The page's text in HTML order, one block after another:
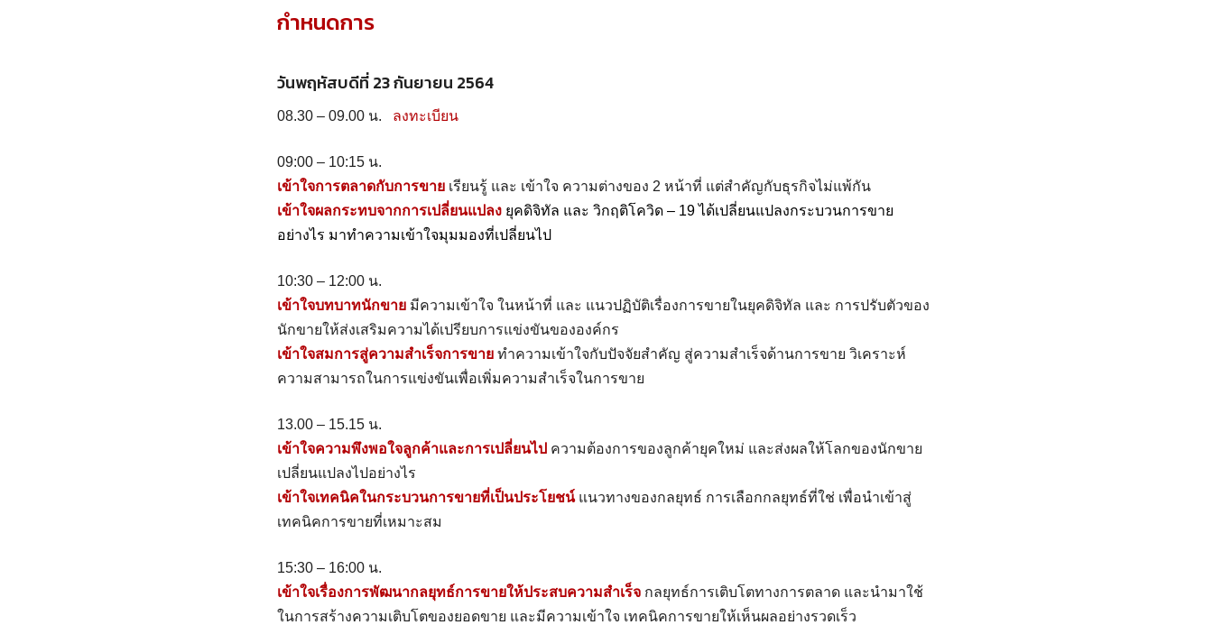
กำหนดการ
วันพฤหัสบดีที่ 23 กันยายน 2564
08.30 – 09.00 น. ลงทะเบียน
09:00 – 10:15 น.
เข้าใจการตลาดกับการขาย เรียนรู้ และ เข้าใจ ความต่างของ 2 หน้าที่ แต่สำคัญกับธุรกิจไม่แพ้กัน
เข้าใจผลกระทบจากการเปลี่ยนแปลง ยุคดิจิทัล และ วิกฤติโควิด – 19 ได้เปลี่ยนแปลงกระบวนการขาย
อย่างไร มาทำความเข้าใจมุมมองที่เปลี่ยนไป
10:30 – 12:00 น.
เข้าใจบทบาทนักขาย มีความเข้าใจ ในหน้าที่ และ แนวปฏิบัติเรื่องการขายในยุคดิจิทัล และ การปรับตัวของ
นักขายให้ส่งเสริมความได้เปรียบการแข่งขันขององค์กร
เข้าใจสมการสู่ความสำเร็จการขาย ทำความเข้าใจกับปัจจัยสำคัญ สู่ความสำเร็จด้านการขาย วิเคราะห์
ความสามารถในการแข่งขันเพื่อเพิ่มความสำเร็จในการขาย
13.00 – 15.15 น.
เข้าใจความพึงพอใจลูกค้าและการเปลี่ยนไป ความต้องการของลูกค้ายุคใหม่ และส่งผลให้โลกของนักขาย
เปลี่ยนแปลงไปอย่างไร
เข้าใจเทคนิคในกระบวนการขายที่เป็นประโยชน์แนวทางของกลยุทธ์ การเลือกกลยุทธ์ที่ใช่ เพื่อนำเข้าสู่
เทคนิคการขายที่เหมาะสม
15:30 – 16:00 น.
เข้าใจเรื่องการพัฒนากลยุทธ์การขายให้ประสบความสำเร็จ กลยุทธ์การเติบโตทางการตลาด และนำมาใช้
ในการสร้างความเติบโตของยอดขาย และมีความเข้าใจ เทคนิคการขายให้เห็นผลอย่างรวดเร็ว